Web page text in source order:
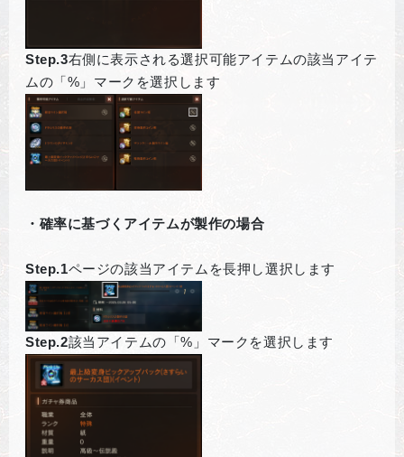
Step.3右側に表示される選択可能アイテムの該当アイテ
ムの「%」マークを選択します
・確率に基づくアイテムが製作の場合
Step.1ページの該当アイテムを長押し選択します
Step.2該当アイテムの「%」マークを選択します